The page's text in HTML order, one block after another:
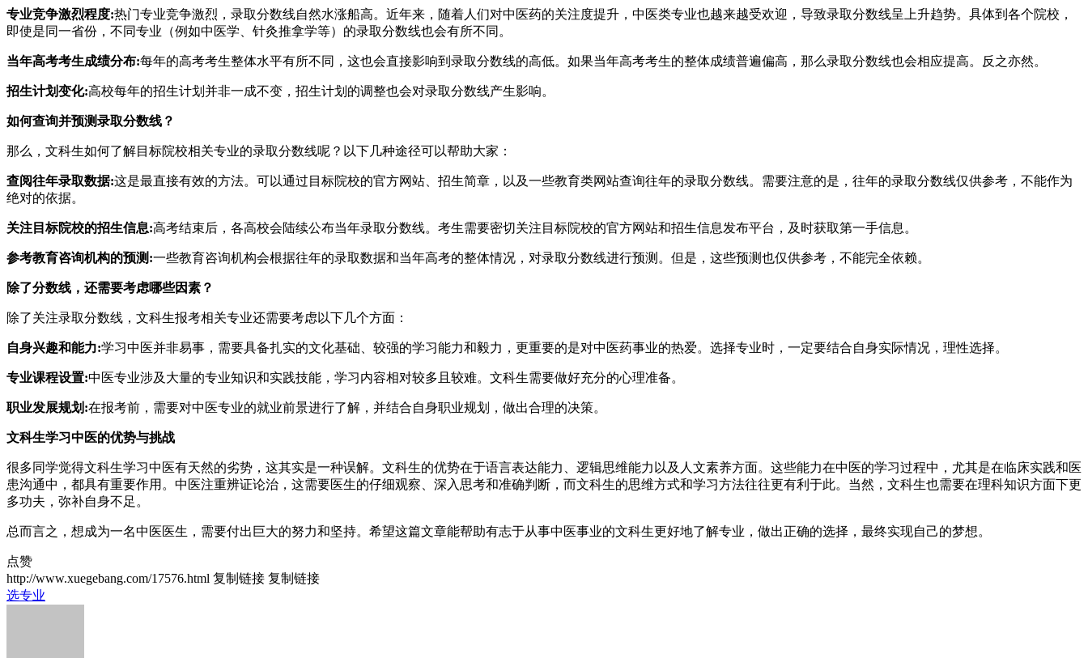
专业竞争激烈程度:热门专业竞争激烈，录取分数线自然水涨船高。近年来，随着人们对中医药的关注度提升，中医类专业也越来越受欢迎，导致录取分数线呈上升趋势。具体到各个院校，
即使是同一省份，不同专业（例如中医学、针灸推拿学等）的录取分数线也会有所不同。
当年高考考生成绩分布:每年的高考考生整体水平有所不同，这也会直接影响到录取分数线的高低。如果当年高考考生的整体成绩普遍偏高，那么录取分数线也会相应提高。反之亦然。
招生计划变化:高校每年的招生计划并非一成不变，招生计划的调整也会对录取分数线产生影响。
如何查询并预测录取分数线？
那么，文科生如何了解目标院校相关专业的录取分数线呢？以下几种途径可以帮助大家：
查阅往年录取数据:这是最直接有效的方法。可以通过目标院校的官方网站、招生简章，以及一些教育类网站查询往年的录取分数线。需要注意的是，往年的录取分数线仅供参考，不能作为
绝对的依据。
关注目标院校的招生信息:高考结束后，各高校会陆续公布当年录取分数线。考生需要密切关注目标院校的官方网站和招生信息发布平台，及时获取第一手信息。
参考教育咨询机构的预测:一些教育咨询机构会根据往年的录取数据和当年高考的整体情况，对录取分数线进行预测。但是，这些预测也仅供参考，不能完全依赖。
除了分数线，还需要考虑哪些因素？
除了关注录取分数线，文科生报考相关专业还需要考虑以下几个方面：
自身兴趣和能力:学习中医并非易事，需要具备扎实的文化基础、较强的学习能力和毅力，更重要的是对中医药事业的热爱。选择专业时，一定要结合自身实际情况，理性选择。
专业课程设置:中医专业涉及大量的专业知识和实践技能，学习内容相对较多且较难。文科生需要做好充分的心理准备。
职业发展规划:在报考前，需要对中医专业的就业前景进行了解，并结合自身职业规划，做出合理的决策。
文科生学习中医的优势与挑战
很多同学觉得文科生学习中医有天然的劣势，这其实是一种误解。文科生的优势在于语言表达能力、逻辑思维能力以及人文素养方面。这些能力在中医的学习过程中，尤其是在临床实践和医
患沟通中，都具有重要作用。中医注重辨证论治，这需要医生的仔细观察、深入思考和准确判断，而文科生的思维方式和学习方法往往更有利于此。当然，文科生也需要在理科知识方面下更
多功夫，弥补自身不足。
总而言之，想成为一名中医医生，需要付出巨大的努力和坚持。希望这篇文章能帮助有志于从事中医事业的文科生更好地了解专业，做出正确的选择，最终实现自己的梦想。
点赞
http://www.xuegebang.com/17576.html 复制链接 复制链接
选专业